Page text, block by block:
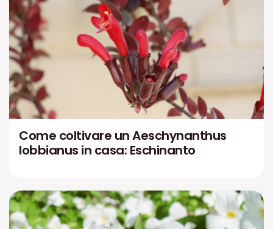
Come coltivare un Aeschynanthus
lobbianus in casa: Eschinanto